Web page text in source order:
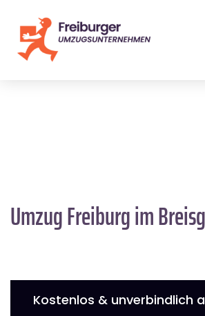
Umzug Freiburg im
Kostenlos & unverbindlich